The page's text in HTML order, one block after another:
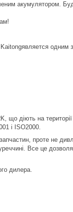
акумулятором.
одним
що діють на
і ISO2000.
проте не
Все це
дилера.